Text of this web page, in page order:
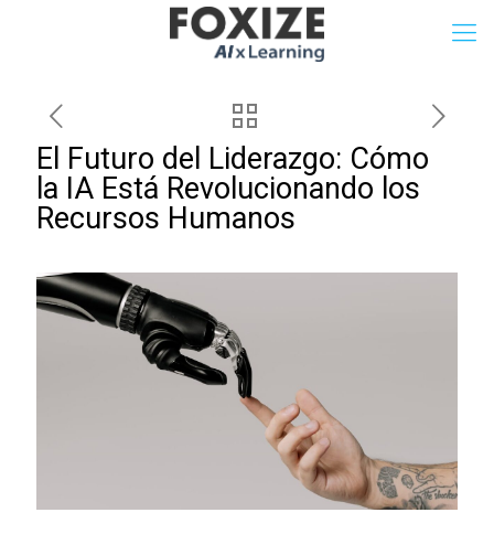
El Futuro del Liderazgo: Cómo
la IA Está Revolucionando los
Recursos Humanos